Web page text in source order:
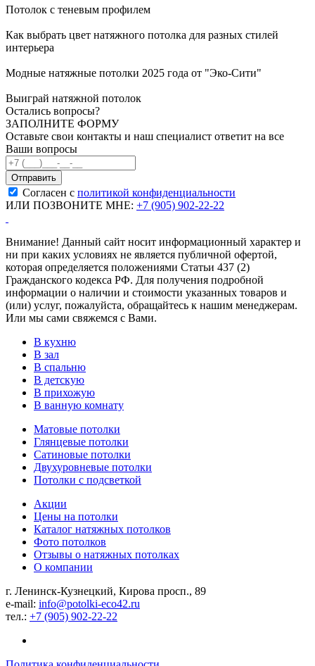
Потолок с теневым профилем
Как выбрать цвет натяжного потолка для разных стилей
интерьера
Модные натяжные потолки 2025 года от "Эко-Сити"
Выиграй натяжной потолок
Остались вопросы?
ЗАПОЛНИТЕ ФОРМУ
Оставьте свои контакты и наш специалист ответит на все
Ваши вопросы
Согласен с политикой конфиденциальности
ИЛИ ПОЗВОНИТЕ МНЕ: +7 (905) 902-22-22
Внимание! Данный сайт носит информационный характер и
ни при каких условиях не является публичной офертой,
которая определяется положениями Статьи 437 (2)
Гражданского кодекса РФ. Для получения подробной
информации о наличии и стоимости указанных товаров и
(или) услуг, пожалуйста, обращайтесь к нашим менеджерам.
Или мы сами свяжемся с Вами.
В кухню
В зал
В спальню
В детскую
В прихожую
В ванную комнату
Матовые потолки
Глянцевые потолки
Сатиновые потолки
Двухуровневые потолки
Потолки с подсветкой
Акции
Цены на потолки
Каталог натяжных потолков
Фото потолков
Отзывы о натяжных потолках
О компании
г. Ленинск-Кузнецкий, Кирова просп., 89
e-mail: info@potolki-eco42.ru
тел.: +7 (905) 902-22-22